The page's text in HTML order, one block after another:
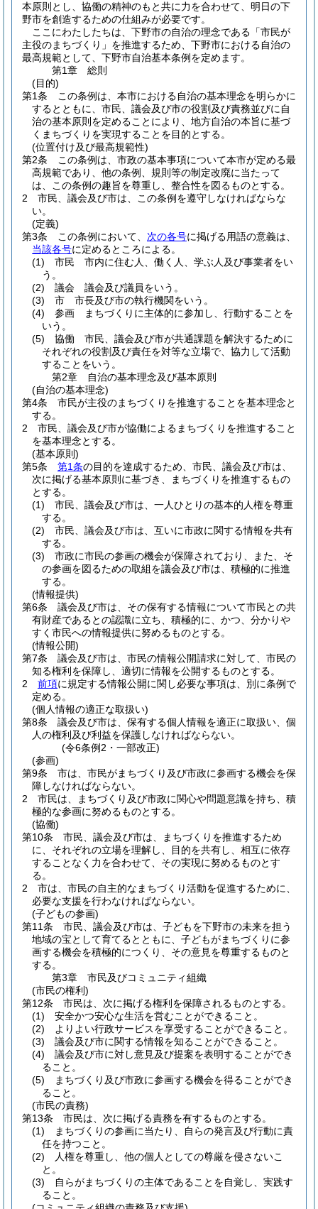
本原則とし、協働の精神のもと共に力を合わせて、明日の下
野市を創造するための仕組みが必要です。
ここにわたしたちは、下野市の自治の理念である「市民が
主役のまちづくり」を推進するため、下野市における自治の
最高規範として、下野市自治基本条例を定めます。
第1章
総則
(目的)
第1条
この条例は、本市における自治の基本理念を明らかに
するとともに、市民、議会及び市の役割及び責務並びに自
治の基本原則を定めることにより、地方自治の本旨に基づ
くまちづくりを実現することを目的とする。
(位置付け及び最高規範性)
第2条
この条例は、市政の基本事項について本市が定める最
高規範であり、他の条例、規則等の制定改廃に当たって
は、この条例の趣旨を尊重し、整合性を図るものとする。
2
市民、議会及び市は、この条例を遵守しなければならな
い。
(定義)
第3条
この条例において、 次の各号に掲げる用語の意義は、
当該各号に定めるところによる。
(1)
市民 市内に住む人、働く人、学ぶ人及び事業者をい
う。
(2)
議会 議会及び議員をいう。
(3)
市 市長及び市の執行機関をいう。
(4)
参画 まちづくりに主体的に参加し、行動することを
いう。
(5)
協働 市民、議会及び市が共通課題を解決するために
それぞれの役割及び責任を対等な立場で、協力して活動
することをいう。
第2章
自治の基本理念及び基本原則
(自治の基本理念)
第4条
市民が主役のまちづくりを推進することを基本理念と
する。
2
市民、議会及び市が協働によるまちづくりを推進すること
を基本理念とする。
(基本原則)
第5条
第1条の目的を達成するため、市民、議会及び市は、
次に掲げる基本原則に基づき、まちづくりを推進するもの
とする。
(1)
市民、議会及び市は、一人ひとりの基本的人権を尊重
する。
(2)
市民、議会及び市は、互いに市政に関する情報を共有
する。
(3)
市政に市民の参画の機会が保障されており、また、そ
の参画を図るための取組を議会及び市は、積極的に推進
する。
(情報提供)
第6条
議会及び市は、その保有する情報について市民との共
有財産であるとの認識に立ち、積極的に、かつ、分かりや
すく市民への情報提供に努めるものとする。
(情報公開)
第7条
議会及び市は、市民の情報公開請求に対して、市民の
知る権利を保障し、適切に情報を公開するものとする。
2
前項に規定する情報公開に関し必要な事項は、別に条例で
定める。
(個人情報の適正な取扱い)
第8条
議会及び市は、保有する個人情報を適正に取扱い、個
人の権利及び利益を保護しなければならない。
(令6条例2・一部改正)
(参画)
第9条
市は、市民がまちづくり及び市政に参画する機会を保
障しなければならない。
2
市民は、まちづくり及び市政に関心や問題意識を持ち、積
極的な参画に努めるものとする。
(協働)
第10条
市民、議会及び市は、まちづくりを推進するため
に、それぞれの立場を理解し、目的を共有し、相互に依存
することなく力を合わせて、その実現に努めるものとす
る。
2
市は、市民の自主的なまちづくり活動を促進するために、
必要な支援を行わなければならない。
(子どもの参画)
第11条
市民、議会及び市は、子どもを下野市の未来を担う
地域の宝として育てるとともに、子どもがまちづくりに参
画する機会を積極的につくり、その意見を尊重するものと
する。
第3章
市民及びコミュニティ組織
(市民の権利)
第12条
市民は、次に掲げる権利を保障されるものとする。
(1)
安全かつ安心な生活を営むことができること。
(2)
よりよい行政サービスを享受することができること。
(3)
議会及び市に関する情報を知ることができること。
(4)
議会及び市に対し意見及び提案を表明することができ
ること。
(5)
まちづくり及び市政に参画する機会を得ることができ
ること。
(市民の責務)
第13条
市民は、次に掲げる責務を有するものとする。
(1)
まちづくりの参画に当たり、自らの発言及び行動に責
任を持つこと。
(2)
人権を尊重し、他の個人としての尊厳を侵さないこ
と。
(3)
自らがまちづくりの主体であることを自覚し、実践す
ること。